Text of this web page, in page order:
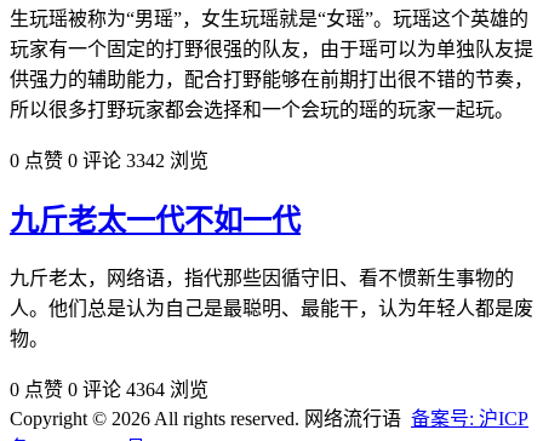
生玩瑶被称为“男瑶”，女生玩瑶就是“女瑶”。玩瑶这个英雄的
玩家有一个固定的打野很强的队友，由于瑶可以为单独队友提
供强力的辅助能力，配合打野能够在前期打出很不错的节奏，
所以很多打野玩家都会选择和一个会玩的瑶的玩家一起玩。​
0 点赞 0 评论 3342 浏览
九斤老太一代不如一代
九斤老太，网络语，指代那些因循守旧、看不惯新生事物的
人。他们总是认为自己是最聪明、最能干，认为年轻人都是废
物。
0 点赞 0 评论 4364 浏览
Copyright © 2026 All rights reserved. 网络流行语 备案号: 沪ICP